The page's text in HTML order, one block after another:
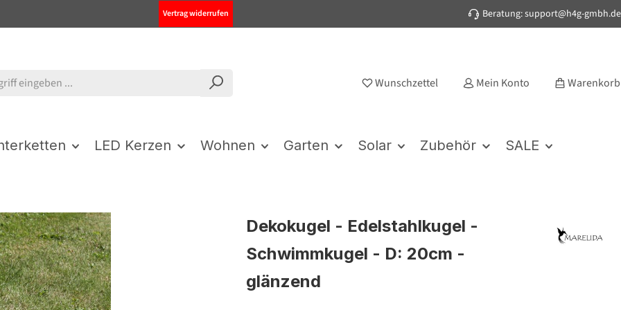
Vertrag widerrufen Beratung: support@h4g-gmbh.de
Wunschzettel Mein Konto Warenkorb
LED Kerzen Wohnen Garten Solar Zubehör SALE
Dekokugel - Edelstahlkugel -
Schwimmkugel - D: 20cm -
glänzend